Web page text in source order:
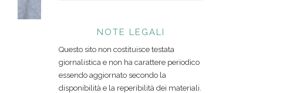
NOTE LEGALI
Questo sito non costituisce testata
giornalistica e non ha carattere periodico
essendo aggiornato secondo la
disponibilità e la reperibilità dei materiali.